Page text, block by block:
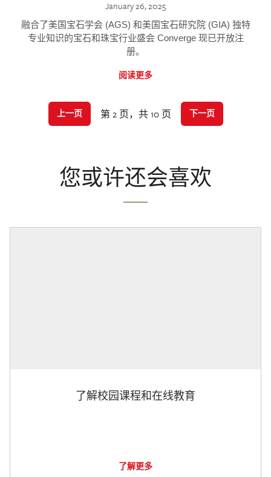
January 26, 2025
融合了美国宝石学会 (AGS) 和美国宝石研究院 (GIA) 独特
专业知识的宝石和珠宝行业盛会 Converge 现已开放注
册。
阅读更多
上一页 第 2 页，共 10 页 下一页
您或许还会喜欢
了解校园课程和在线教育
了解更多